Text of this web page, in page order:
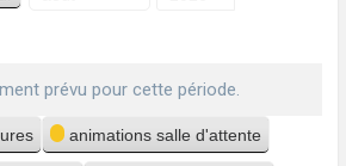
prévu pour cette période.
animations salle d'attente